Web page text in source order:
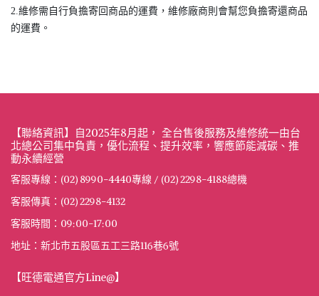
2.維修需自行負擔寄回商品的運費，維修廠商則會幫您負擔寄還商品
的運費。
【聯絡資訊】自2025年8月起， 全台售後服務及維修統一由台
北總公司集中負責，優化流程、提升效率，響應節能減碳、推
動永續經營
客服專線：(02) 8990-4440專線 / (02) 2298-4188總機
客服傳真：(02) 2298-4132
客服時間：09:00-17:00
地址：新北市五股區五工三路116巷6號
【旺德電通官方Line@】